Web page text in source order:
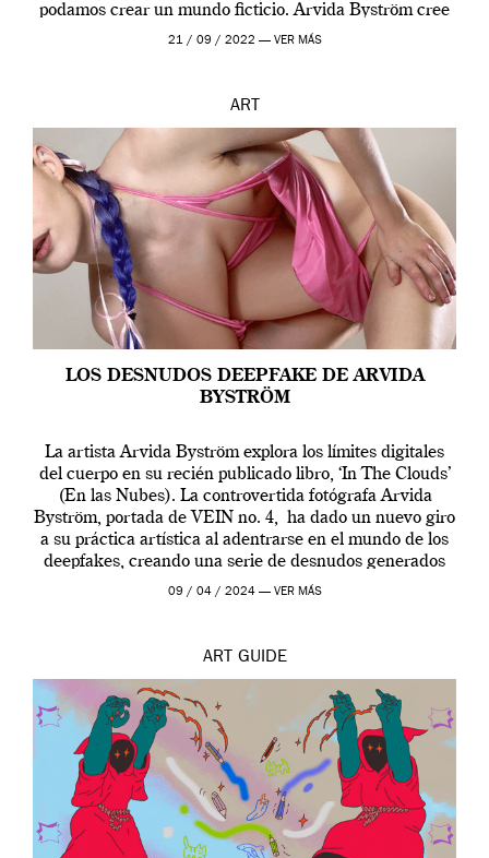
podamos crear un mundo ficticio. Arvida Byström cree
que los humanos tienen un complejo […]
21 / 09 / 2022 — VER MÁS
ART
LOS DESNUDOS DEEPFAKE DE ARVIDA
BYSTRÖM
La artista Arvida Byström explora los límites digitales
del cuerpo en su recién publicado libro, ‘In The Clouds’
(En las Nubes). La controvertida fotógrafa Arvida
Byström, portada de VEIN no. 4, ha dado un nuevo giro
a su práctica artística al adentrarse en el mundo de los
deepfakes, creando una serie de desnudos generados
por […]
09 / 04 / 2024 — VER MÁS
ART GUIDE